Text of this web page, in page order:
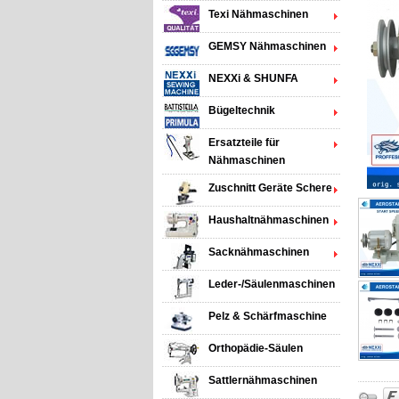
Texi Nähmaschinen
GEMSY Nähmaschinen
NEXXi & SHUNFA
Bügeltechnik
Ersatzteile für
Nähmaschinen
Zuschnitt Geräte Schere
Haushaltnähmaschinen
Sacknähmaschinen
Leder-/Säulenmaschinen
Pelz & Schärfmaschine
Orthopädie-Säulen
Sattlernähmaschinen